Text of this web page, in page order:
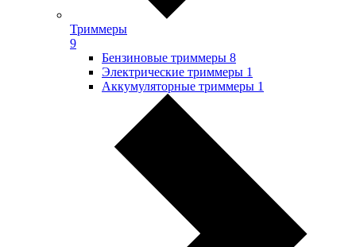
Триммеры
9
Бензиновые триммеры 8
Электрические триммеры 1
Аккумуляторные триммеры 1